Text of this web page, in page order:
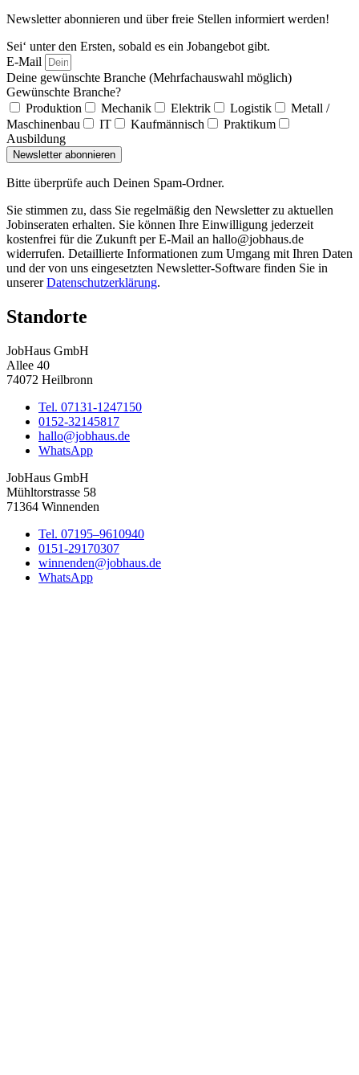
Newsletter abonnieren und über freie Stellen informiert werden!
Sei‘ unter den Ersten, sobald es ein Jobangebot gibt.
E-Mail
Deine gewünschte Branche (Mehrfachauswahl möglich)
Gewünschte Branche?
Produktion
Mechanik Elektrik Logistik
Metall /
Maschinenbau
IT Kaufmännisch
Praktikum
Ausbildung
Newsletter abonnieren
Bitte überprüfe auch Deinen Spam-Ordner.
Sie stimmen zu, dass Sie regelmäßig den Newsletter zu aktuellen
Jobinseraten erhalten. Sie können Ihre Einwilligung jederzeit
kostenfrei für die Zukunft per E-Mail an hallo@jobhaus.de
widerrufen. Detaillierte Informationen zum Umgang mit Ihren Daten
und der von uns eingesetzten Newsletter-Software finden Sie in
unsererDatenschutzerklärung.
Standorte
JobHaus GmbH
Allee 40
74072 Heilbronn
Tel. 07131-1247150
0152-32145817
hallo@jobhaus.de
WhatsApp
JobHaus GmbH
Mühltorstrasse 58
71364 Winnenden
Tel. 07195–9610940
0151-29170307
winnenden@jobhaus.de
WhatsApp